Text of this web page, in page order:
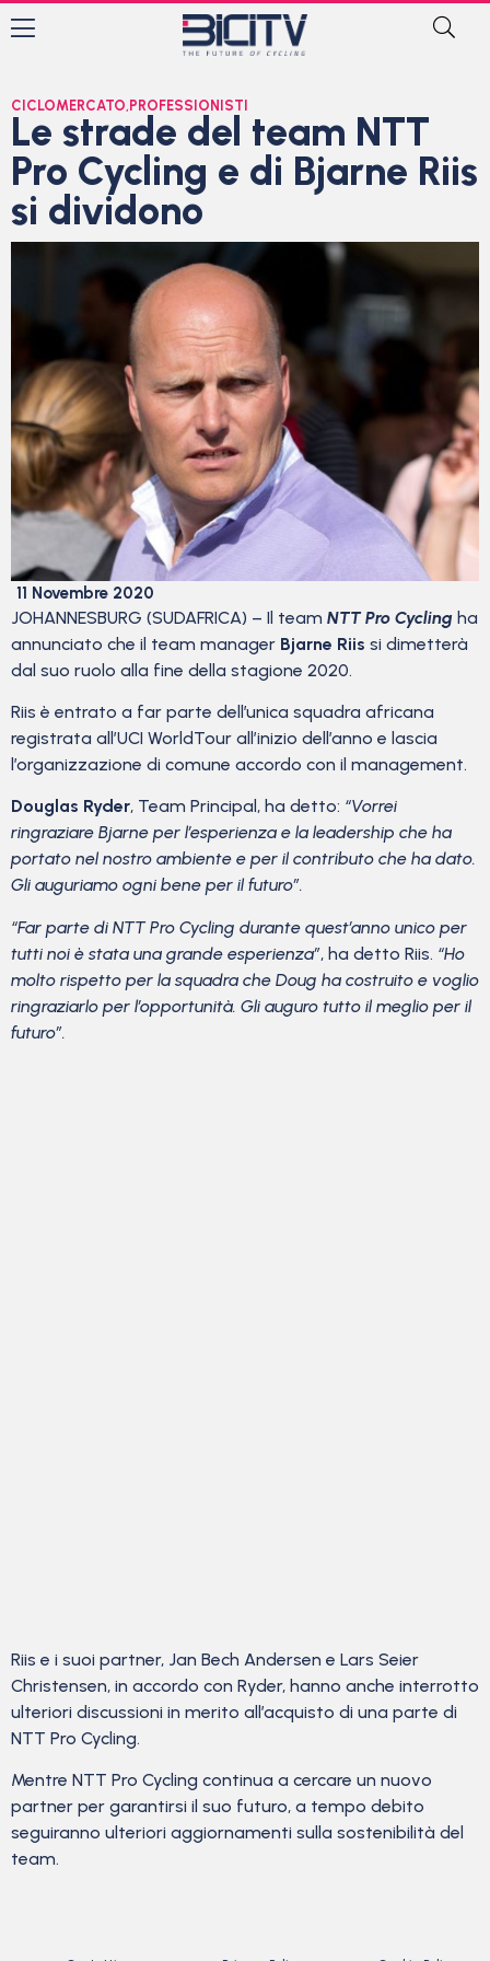
CICLOMERCATO, PROFESSIONISTI
Le strade del team NTT
Pro Cycling e di Bjarne Riis
si dividono
11 Novembre 2020
JOHANNESBURG (SUDAFRICA) – Il team NTT Pro Cycling ha
annunciato che il team manager Bjarne Riis si dimetterà
dal suo ruolo alla fine della stagione 2020.
Riis è entrato a far parte dell’unica squadra africana
registrata all’UCI WorldTour all’inizio dell’anno e lascia
l’organizzazione di comune accordo con il management.
Douglas Ryder, Team Principal, ha detto: “Vorrei
ringraziare Bjarne per l’esperienza e la leadership che ha
portato nel nostro ambiente e per il contributo che ha dato.
Gli auguriamo ogni bene per il futuro”.
“Far parte di NTT Pro Cycling durante quest’anno unico per
tutti noi è stata una grande esperienza”, ha detto Riis. “Ho
molto rispetto per la squadra che Doug ha costruito e voglio
ringraziarlo per l’opportunità. Gli auguro tutto il meglio per il
futuro”.
Riis e i suoi partner, Jan Bech Andersen e Lars Seier
Christensen, in accordo con Ryder, hanno anche interrotto
ulteriori discussioni in merito all’acquisto di una parte di
NTT Pro Cycling.
Mentre NTT Pro Cycling continua a cercare un nuovo
partner per garantirsi il suo futuro, a tempo debito
seguiranno ulteriori aggiornamenti sulla sostenibilità del
team.